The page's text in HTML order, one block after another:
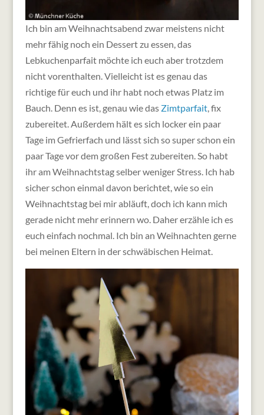
Ich bin am Weihnachtsabend zwar meistens nicht
mehr fähig noch ein Dessert zu essen, das
Lebkuchenparfait möchte ich euch aber trotzdem
nicht vorenthalten. Vielleicht ist es genau das
richtige für euch und ihr habt noch etwas Platz im
Bauch. Denn es ist, genau wie das Zimtparfait, fix
zubereitet. Außerdem hält es sich locker ein paar
Tage im Gefrierfach und lässt sich so super schon ein
paar Tage vor dem großen Fest zubereiten. So habt
ihr am Weihnachtstag selber weniger Stress. Ich hab
sicher schon einmal davon berichtet, wie so ein
Weihnachtstag bei mir abläuft, doch ich kann mich
gerade nicht mehr erinnern wo. Daher erzähle ich es
euch einfach nochmal. Ich bin an Weihnachten gerne
bei meinen Eltern in der schwäbischen Heimat.